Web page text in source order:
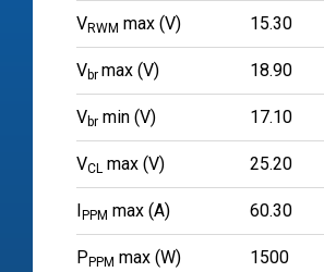
VRWM max (V) 15.30
Vbr max (V) 18.90
Vbr min (V) 17.10
VCL max (V) 25.20
PPM max (A) 60.30
P PPM max (W) 1500